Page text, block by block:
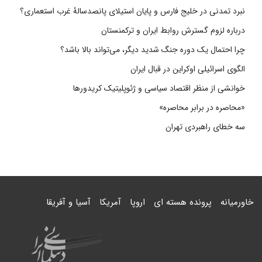
نبرد تمدنی در خلیج فارس و پایان استیلای پانصدسالۀ غرب استعماری؟
درباره لزوم گسترش روابط ایران و ترکمنستان
چرا احتمال یک دوره جنگ شدید دیگر، می‌تواند بالا باشد؟
الگوی اسرائیلی اوکراین در قبال ایران
خوانشی از منظر اقتصاد سیاسی و ژئوپلیتیک کریدورها
«محاصره در برابر محاصره»
سه خطای راهبردی تهران
خاورمیانه پرونده هسته ای اروپا آمریکا آسیا و آفریقا